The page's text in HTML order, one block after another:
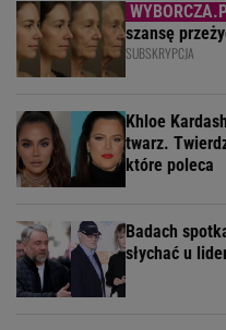
szansę
SUBSKRYPCJA
Khloe
twarz.
które poleca
Badach
słychać u